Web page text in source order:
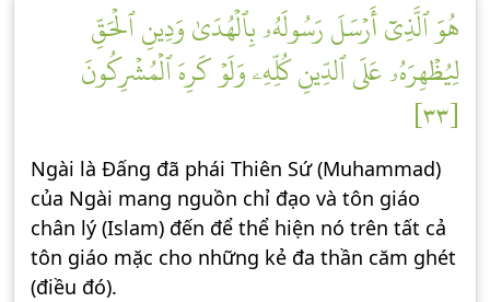
هُوَ ٱلَّذِيٓ أَرۡسَلَ رَسُولَهُۥ بِٱلۡهُدَىٰ وَدِينِ ٱلۡحَقِّ
لِيُظۡهِرَهُۥ عَلَى ٱلدِّينِ كُلِّهِۦ وَلَوۡ كَرِهَ ٱلۡمُشۡرِكُونَ
[٣٣]
Ngài là Đấng đã phái Thiên Sứ (Muhammad)
của Ngài mang nguồn chỉ đạo và tôn giáo
chân lý (Islam) đến để thể hiện nó trên tất cả
tôn giáo mặc cho những kẻ đa thần căm ghét
(điều đó).